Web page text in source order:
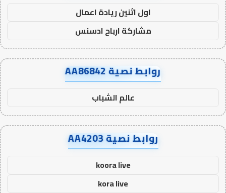
اول اثنين ريادة اعمال
مشاركة ارباح ادسنس
روابط نصية AA86842
عالم الشباب
روابط نصية AA4203
koora live
kora live